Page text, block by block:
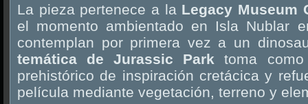
La pieza pertenece a la Legacy Museum
el momento ambientado en Isla Nublar
contemplan por primera vez a un
temática de Jurassic Park toma
prehistórico de inspiración cretácica y
película mediante vegetación, terreno y